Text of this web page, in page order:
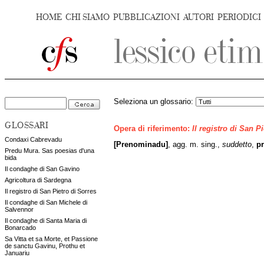
HOME CHI SIAMO PUBBLICAZIONI AUTORI PERIODICI
GLOSSARI
Condaxi Cabrevadu
Predu Mura. Sas poesias d'una
bida
Il condaghe di San Gavino
Agricoltura di Sardegna
Il registro di San Pietro di Sorres
Il condaghe di San Michele di
Salvennor
Il condaghe di Santa Maria di
Bonarcado
Sa Vitta et sa Morte, et Passione
de sanctu Gavinu, Prothu et
Januariu
Seleziona un glossario:
Opera di riferimento: Il registro di San
[Prenominadu]
, agg. m. sing., suddetto